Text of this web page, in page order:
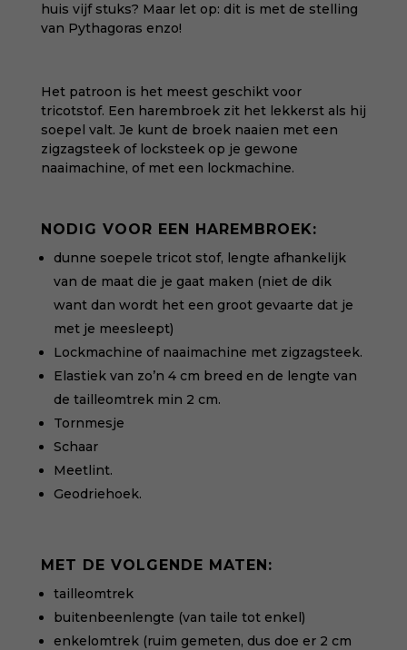
huis vijf stuks? Maar let op: dit is met de stelling
van Pythagoras enzo!
Het patroon is het meest geschikt voor
tricotstof. Een harembroek zit het lekkerst als hij
soepel valt. Je kunt de broek naaien met een
zigzagsteek of locksteek op je gewone
naaimachine, of met een lockmachine.
NODIG VOOR EEN HAREMBROEK:
dunne soepele tricot stof, lengte afhankelijk
van de maat die je gaat maken (niet de dik
want dan wordt het een groot gevaarte dat je
met je meesleept)
Lockmachine of naaimachine met zigzagsteek.
Elastiek van zo’n 4 cm breed en de lengte van
de tailleomtrek min 2 cm.
Tornmesje
Schaar
Meetlint.
Geodriehoek.
MET DE VOLGENDE MATEN:
tailleomtrek
buitenbeenlengte (van taile tot enkel)
enkelomtrek (ruim gemeten, dus doe er 2 cm